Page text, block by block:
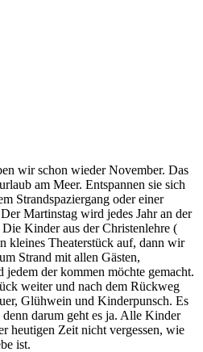
wir schon wieder November. Das
am Meer. Entspannen sie sich
Strandspaziergang oder einer
Martinstag wird jedes Jahr an der
Kinder aus der Christenlehre (
kleines Theaterstück auf, dann wir
Strand mit allen Gästen,
der kommen möchte gemacht.
weiter und nach dem Rückweg
Glühwein und Kinderpunsch. Es
darum geht es ja. Alle Kinder
heutigen Zeit nicht vergessen, wie
ist.